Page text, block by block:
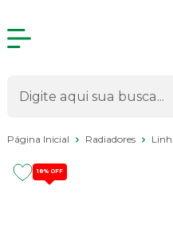
Página Inicial Radiadores
18% OFF